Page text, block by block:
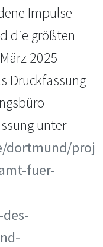
Impulse
die größten
2025
Druckfassung
unter
dortmund/proj
fuer-